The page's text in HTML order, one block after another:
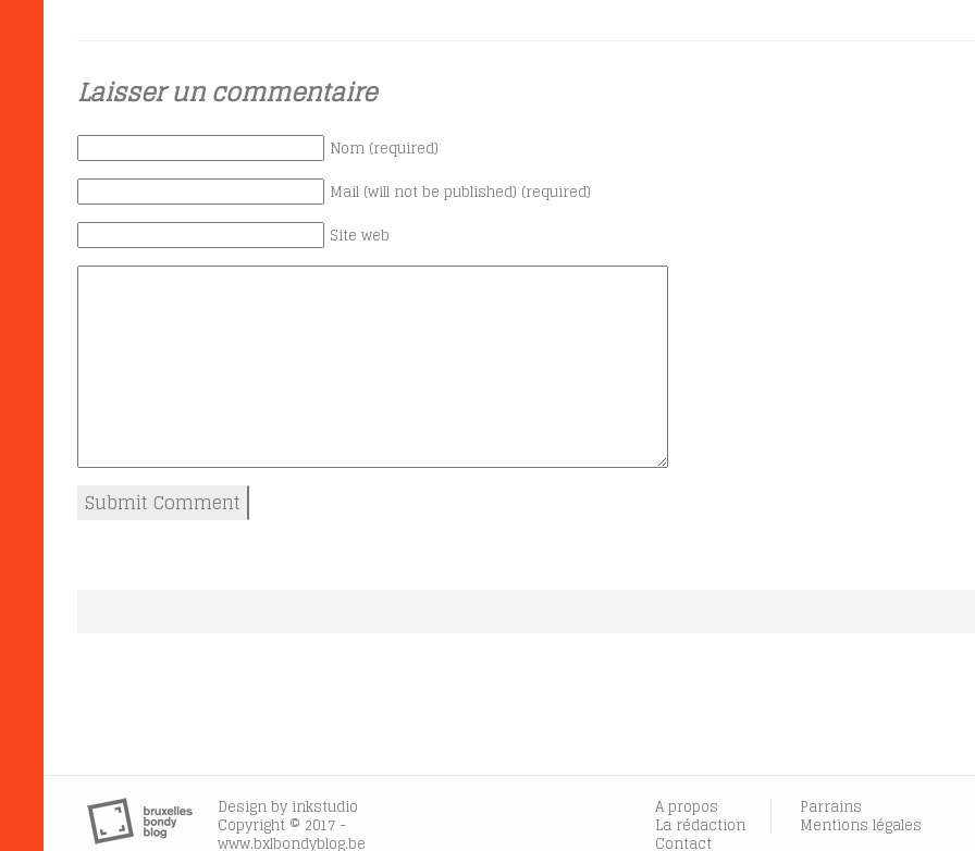
Laisser un commentaire
Nom (required)
Mail (will not be published) (required)
Site web
Design by inkstudio
Copyright © 2017 -
www.bxlbondyblog.be
A propos
La rédaction
Contact
Parrains
Mentions légales